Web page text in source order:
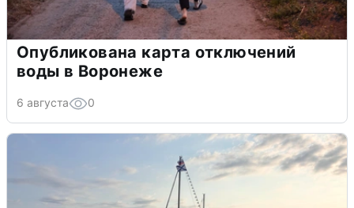
Опубликована карта отключений
воды в Воронеже
6 августа 0